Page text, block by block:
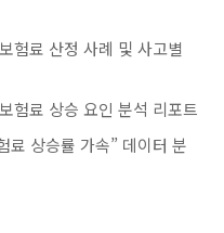
험료 산정 사례 및 사고별
험료 상승 요인 분석 리포트
료 상승률 가속” 데이터 분